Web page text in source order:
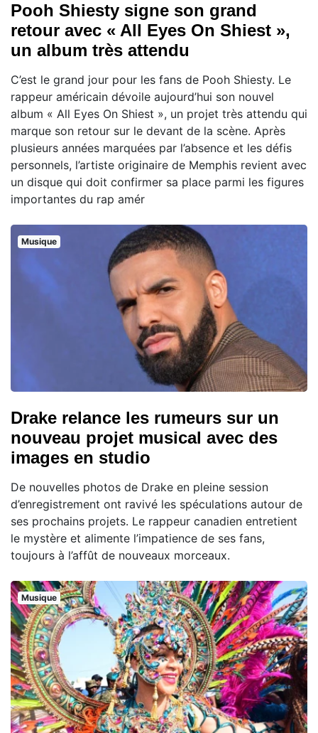
Pooh Shiesty signe son grand
retour avec « All Eyes On Shiest »,
un album très attendu
C’est le grand jour pour les fans de Pooh Shiesty. Le
rappeur américain dévoile aujourd’hui son nouvel
album « All Eyes On Shiest », un projet très attendu qui
marque son retour sur le devant de la scène. Après
plusieurs années marquées par l’absence et les défis
personnels, l’artiste originaire de Memphis revient avec
un disque qui doit confirmer sa place parmi les figures
importantes du rap amér
Musique
Drake relance les rumeurs sur un
nouveau projet musical avec des
images en studio
De nouvelles photos de Drake en pleine session
d’enregistrement ont ravivé les spéculations autour de
ses prochains projets. Le rappeur canadien entretient
le mystère et alimente l’impatience de ses fans,
toujours à l’affût de nouveaux morceaux.
Musique